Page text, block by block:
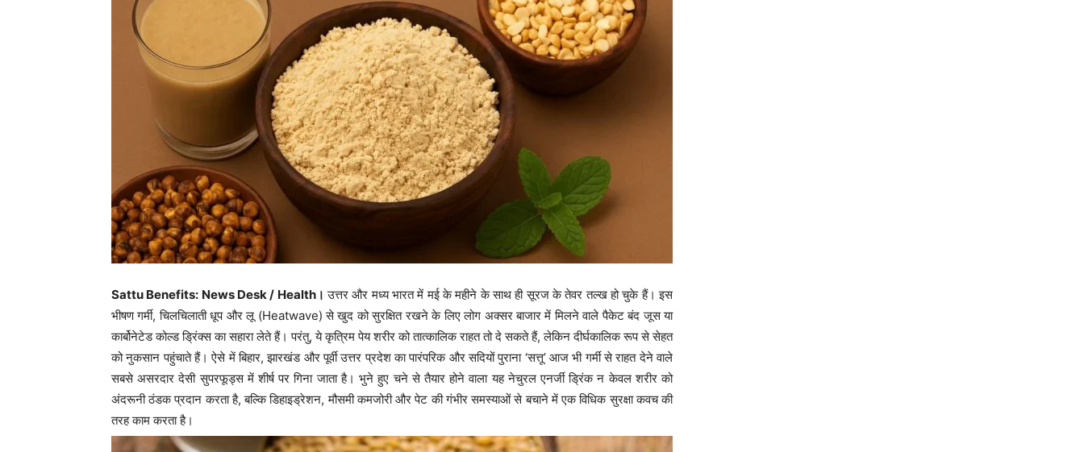
Sattu Benefits: News Desk / Health। उत्तर और मध्य भारत में मई के महीने के साथ ही सूरज के तेवर तल्ख हो चुके हैं। इस
भीषण गर्मी, चिलचिलाती धूप और लू (Heatwave) से खुद को सुरक्षित रखने के लिए लोग अक्सर बाजार में मिलने वाले पैकेट बंद जूस या
कार्बोनेटेड कोल्ड ड्रिंक्स का सहारा लेते हैं। परंतु, ये कृत्रिम पेय शरीर को तात्कालिक राहत तो दे सकते हैं, लेकिन दीर्घकालिक रूप से सेहत
को नुकसान पहुंचाते हैं। ऐसे में बिहार, झारखंड और पूर्वी उत्तर प्रदेश का पारंपरिक और सदियों पुराना ‘सत्तू’ आज भी गर्मी से राहत देने वाले
सबसे असरदार देसी सुपरफूड्स में शीर्ष पर गिना जाता है। भुने हुए चने से तैयार होने वाला यह नेचुरल एनर्जी ड्रिंक न केवल शरीर को
अंदरूनी ठंडक प्रदान करता है, बल्कि डिहाइड्रेशन, मौसमी कमजोरी और पेट की गंभीर समस्याओं से बचाने में एक विधिक सुरक्षा कवच की
तरह काम करता है।